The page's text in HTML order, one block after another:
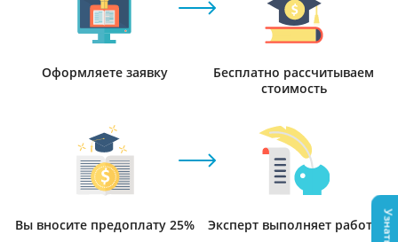
Оформляете заявку
Бесплатно рассчитываем
стоимость
Вы вносите предоплату 25% Эксперт выполняет работу